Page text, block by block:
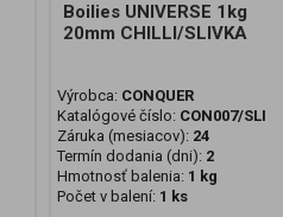
Boilies UNIVERSE 1kg
20mm CHILLI/SLIVKA
Výrobca: CONQUER
Katalógové číslo: CON007/SLI
Záruka (mesiacov): 24
Termín dodania (dni): 2
Hmotnosť balenia: 1 kg
Počet v balení: 1 ks